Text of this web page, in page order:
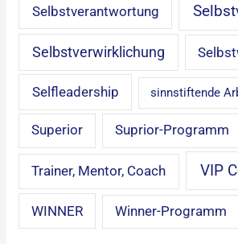
Selbstverantwortung
Selbstverwirklichung
Selfleadership sinnstiftende
Superior Suprior-Programm
Trainer, Mentor, Coach VIP
WINNER Winner-Programm